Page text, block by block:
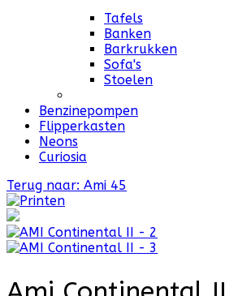
Tafels
Banken
Barkrukken
Sofa's
Stoelen
Benzinepompen
Flipperkasten
Neons
Curiosia
Terug naar: Ami 45